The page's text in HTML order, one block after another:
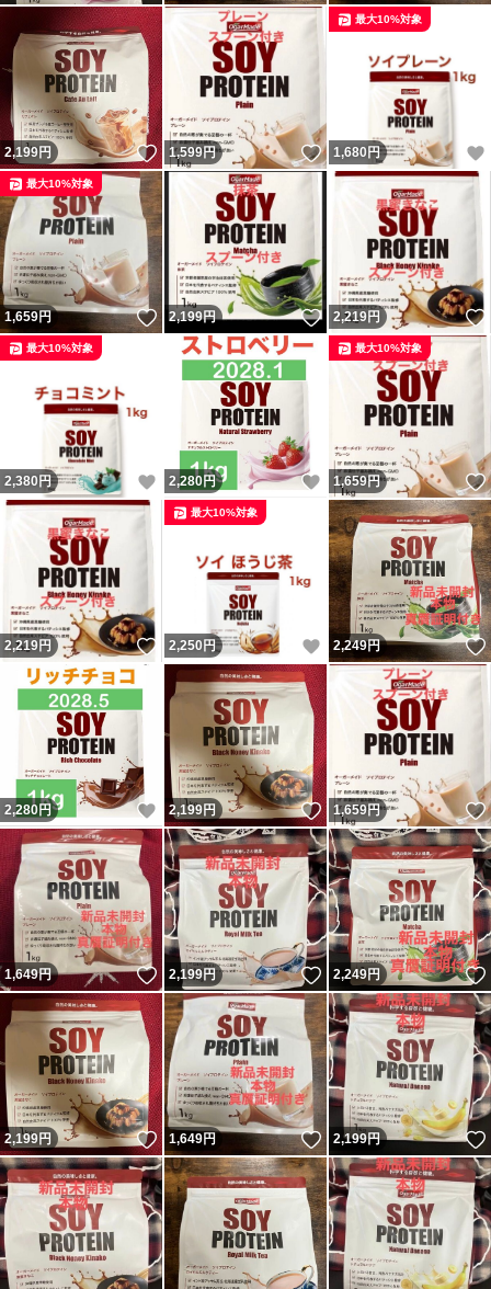
2,199円 いいね！
1,599円 いいね！
1,680 円
最大10%対象
1,659円 いいね！
最大10%対象
2,199円 いいね！
2,219円
2,380 円 いいね！
最大10%対象
2,280円 いいね！
1,659円
最大10%対象
2,219円 いいね！
2,250 円 いいね！
最大10%対象
2,249円
2,280円 いいね！
2,199円 いいね！
1,659円
1,649円 いいね！
2,199円 いいね！
2,249円
2,199円 いいね！
1,649円 いいね！
2,199円